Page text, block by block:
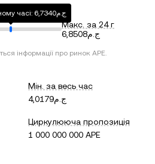
Ціна в реальному часі: ج.م6,7340
Макс. за 24 г
ج.م6,8508
інформації про ринок APE.
Мін. за весь час
ج.م4,0179
Циркулююча пропозиція
1 000 000 000 APE